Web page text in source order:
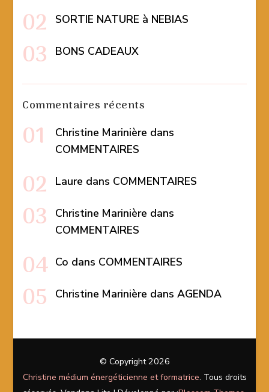
SORTIE NATURE à NEBIAS
BONS CADEAUX
Commentaires récents
Christine Marinière dans
COMMENTAIRES
Laure dans COMMENTAIRES
Christine Marinière dans
COMMENTAIRES
Co dans COMMENTAIRES
Christine Marinière dansAGENDA
© Copyright 2026
Christine médium énergéticienne et formatrice. Tous droits